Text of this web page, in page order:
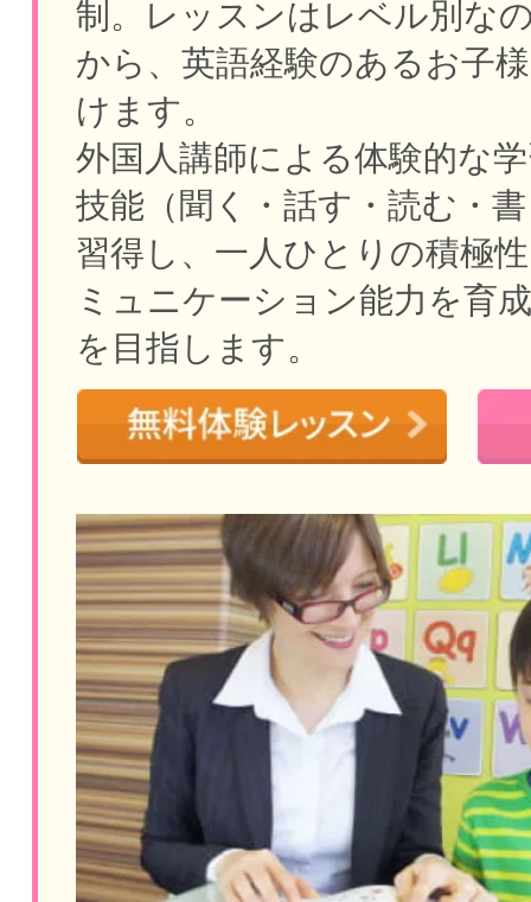
制。
レッスンはレベル別な
から、英語経験のあるお子
けます。
外国人講師による体験的な
技能（聞く・話す・読む・
習得し、一人ひとりの積極
ミュニケーション能力を育
を目指します。